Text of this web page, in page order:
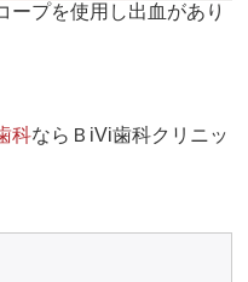
ープを使用し出血があり
科ならＢiVi歯科クリニッ